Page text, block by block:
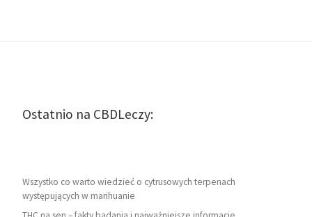
Ostatnio na CBDLeczy:
Wszystko co warto wiedzieć o cytrusowych terpenach
występujących w marihuanie